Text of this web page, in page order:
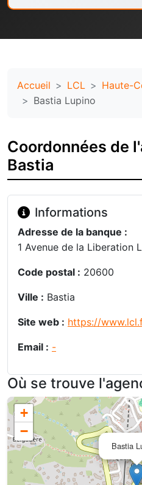
Accueil LCL Haute-
Bastia Lupino
Coordonnées de
Bastia
Informations
Adresse de la banque :
1 Avenue de la Liberation
Code postal : 20600
Ville : Bastia
Site web : https://
Email : -
Où se trouve
Bastia
+
−